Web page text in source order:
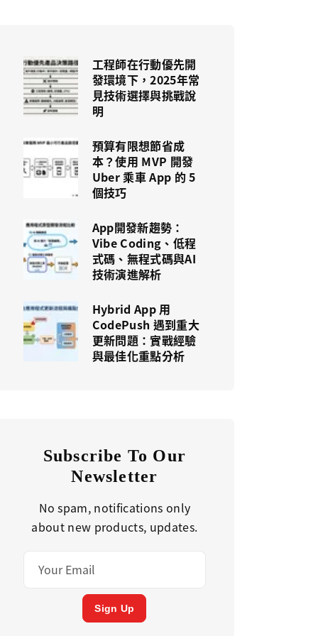
工程師在行動優先開
發環境下，2025年常
見技術選擇與挑戰說
明
預算有限想節省成
本？使用 MVP 開發
Uber 乘車 App 的 5
個技巧
App開發新趨勢：
Vibe Coding、低程
式碼、無程式碼與AI
技術演進解析
Hybrid App 用
CodePush 遇到重大
更新問題：實戰經驗
與最佳化重點分析
Subscribe To Our
Newsletter
No spam, notifications only
about new products, updates.
Sign Up